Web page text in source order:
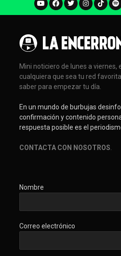
Mini noticiero de lunes a viernes,
cualquiera que sea tu red
saber para empezar tu día.
En un mundo de burbujas
confirmación y contenido
respuesta posible es el
CONTACTA CON NOSOTROS
Nombre
Correo electrónico